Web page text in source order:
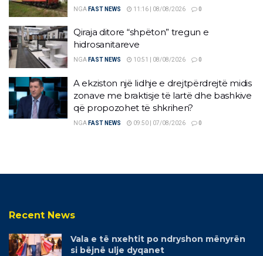
NGA FAST NEWS 11:16 | 08/08/2026 0
Qiraja ditore “shpëton” tregun e
hidrosanitareve
NGA FAST NEWS 10:51 | 08/08/2026 0
A ekziston një lidhje e drejtpërdrejtë midis
zonave me braktisje të lartë dhe bashkive
që propozohet të shkrihen?
NGA FAST NEWS 09:50 | 07/08/2026 0
Recent News
Vala e të nxehtit po ndryshon mënyrën
si bëjnë ulje dyqanet